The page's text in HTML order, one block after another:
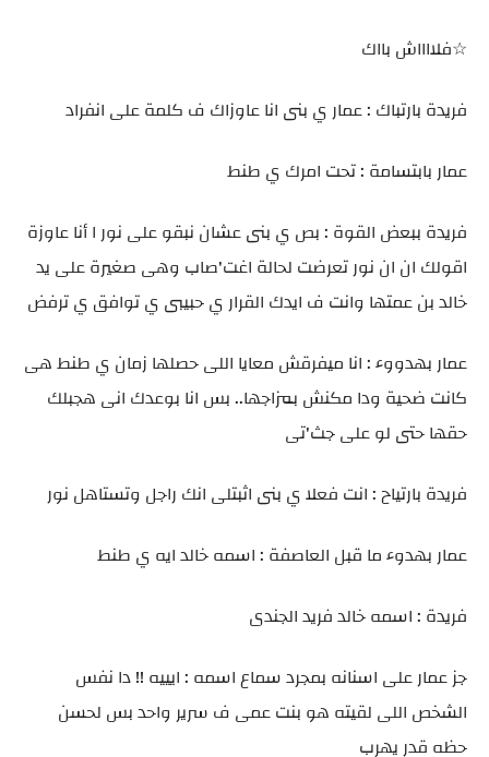
☆فلااااش بااك
فريدة بارتباك : عمار ي بنى انا عاوزاك ف كلمة على انفراد
عمار بابتسامة : تحت امرك ي طنط
فريدة ببعض القوة : بص ي بنى عشان نبقو على نور ا أنا عاوزة
اقولك ان ان نور تعرضت لحالة اغت'صاب وهى صغيرة على يد
خالد بن عمتها وانت ف ايدك القرار ي حبيبى ي توافق ي ترفض
عمار بهدووء : انا ميفرقش معايا اللى حصلها زمان ي طنط هى
كانت ضحية ودا مكنش بمزاجها.. بس انا بوعدك انى هجبلك
حقها حتى لو على جث'تى
فريدة بارتياح : انت فعلا ي بنى اثبتلى انك راجل وتستاهل نور
عمار بهدوء ما قبل العاصفة : اسمه خالد ايه ي طنط
فريدة : اسمه خالد فريد الجندى
جز عمار على اسنانه بمجرد سماع اسمه : ايييه !! دا نفس
الشخص اللى لقيته هو بنت عمى ف سرير واحد بس لحسن
حظه قدر يهرب